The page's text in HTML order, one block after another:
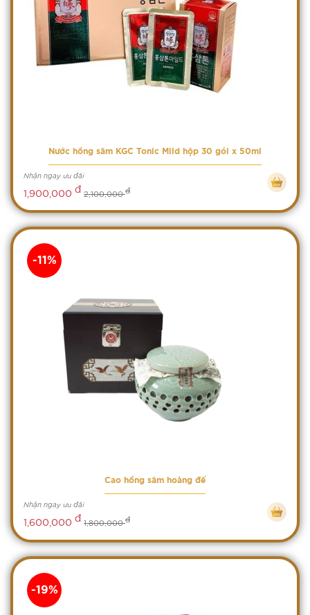
Nước hồng sâm KGC Tonic Mild hộp 30 gói x 50ml
Nhận ngay ưu đãi
1,900,000 đ 2,100,000đ
Cao hồng sâm hoàng đế
Nhận ngay ưu đãi
1,600,000 đ 1,800,000đ
-11%
-19%